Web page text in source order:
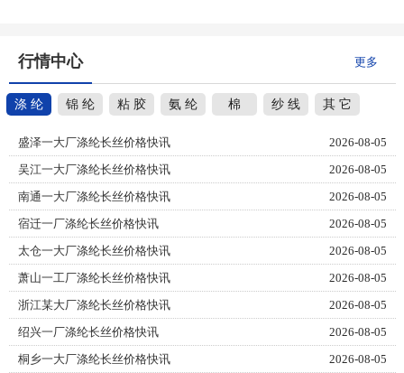
行情中心 更多
涤 纶 锦 纶 粘 胶 氨 纶 棉 纱 线 其 它
盛泽一大厂涤纶长丝价格快讯
2026-08-05
吴江一大厂涤纶长丝价格快讯
2026-08-05
南通一大厂涤纶长丝价格快讯
2026-08-05
宿迁一厂涤纶长丝价格快讯
2026-08-05
太仓一大厂涤纶长丝价格快讯
2026-08-05
萧山一工厂涤纶长丝价格快讯
2026-08-05
浙江某大厂涤纶长丝价格快讯
2026-08-05
绍兴一厂涤纶长丝价格快讯
2026-08-05
桐乡一大厂涤纶长丝价格快讯
2026-08-05